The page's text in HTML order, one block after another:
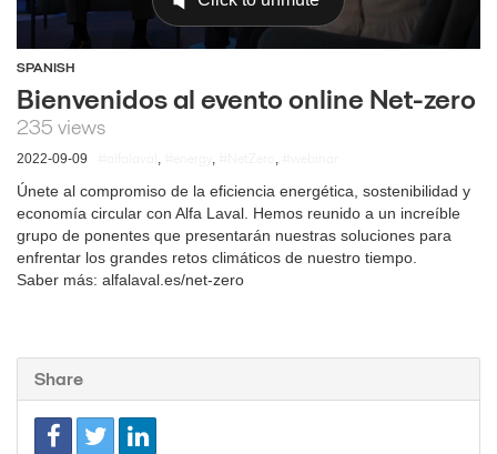
SPANISH
Bienvenidos al evento online Net-zero
235 views
2022-09-09 , , ,
Únete al compromiso de la eficiencia energética, sostenibilidad y
economía circular con Alfa Laval. Hemos reunido a un increíble
grupo de ponentes que presentarán nuestras soluciones para
enfrentar los grandes retos climáticos de nuestro tiempo.
Saber más: alfalaval.es/net-zero
Share